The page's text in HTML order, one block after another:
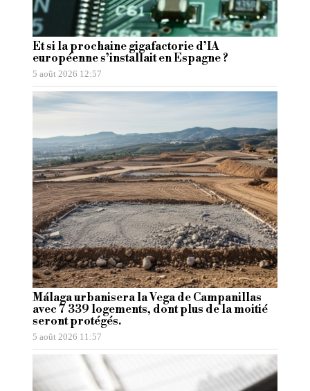
Et si la prochaine gigafactorie d’IA
européenne s’installait en Espagne ?
5 août 2026 12:57
Málaga urbanisera la Vega de Campanillas
avec 7 339 logements, dont plus de la moitié
seront protégés.
5 août 2026 11:57